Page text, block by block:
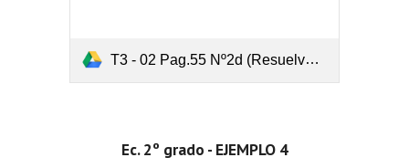
T3 - 02 Pag.55 Nº2d (Resuelve y representa).pdf
Ec. 2º grado - EJEMPLO 4